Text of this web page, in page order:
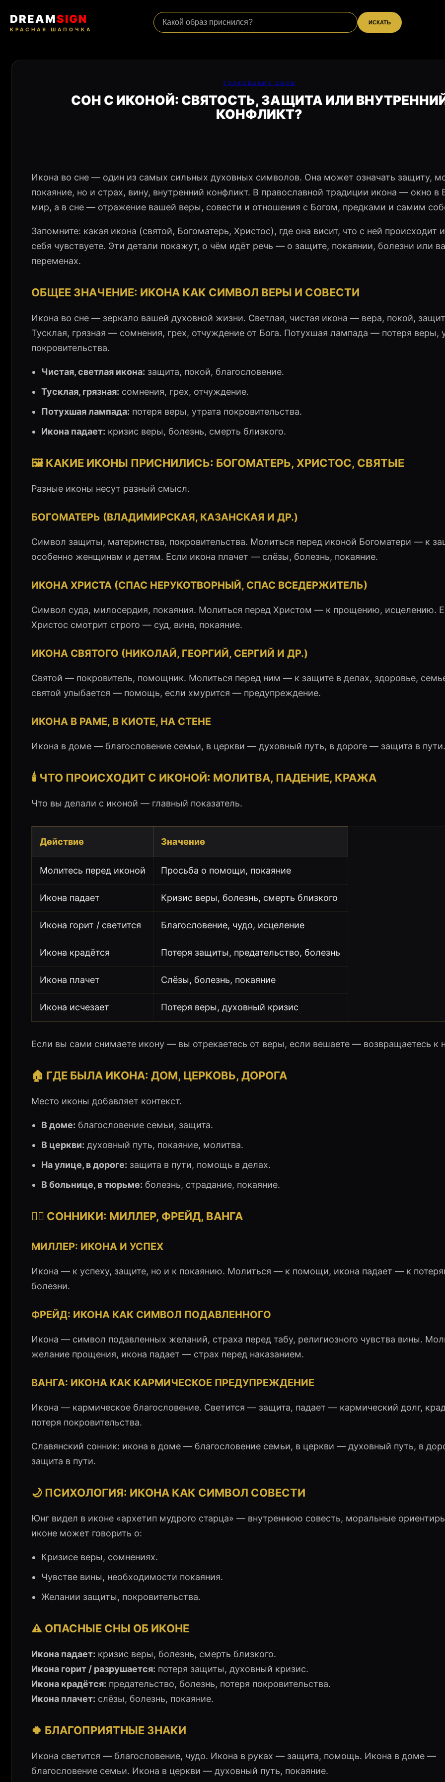
DREAMSIGN
КРАСНАЯ ШАПОЧКА
ИСКАТЬ
ТОЛКОВАНИЕ СНОВ
СОН С ИКОНОЙ: СВЯТОСТЬ, ЗАЩИТА ИЛИ
КОНФЛИКТ?
Икона во сне — один из самых сильных духовных символов. Она может означать защиту,
покаяние, но и страх, вину, внутренний конфликт. В православной традиции икона — окно в
мир, а в сне — отражение вашей веры, совести и отношения с Богом, предками и самим
Запомните: какая икона (святой, Богоматерь, Христос), где она висит, что с ней происходит
себя чувствуете. Эти детали покажут, о чём идёт речь — о защите, покаянии, болезни или
переменах.
ОБЩЕЕ ЗНАЧЕНИЕ: ИКОНА КАК СИМВОЛ ВЕРЫ И СОВЕСТИ
Икона во сне — зеркало вашей духовной жизни. Светлая, чистая икона — вера, покой,
Тусклая, грязная — сомнения, грех, отчуждение от Бога. Потухшая лампада — потеря веры,
покровительства.
Чистая, светлая икона: защита, покой, благословение.
Тусклая, грязная: сомнения, грех, отчуждение.
Потухшая лампада: потеря веры, утрата покровительства.
Икона падает: кризис веры, болезнь, смерть близкого.
🖼️ КАКИЕ ИКОНЫ ПРИСНИЛИСЬ: БОГОМАТЕРЬ, ХРИСТОС, СВЯТЫЕ
Разные иконы несут разный смысл.
БОГОМАТЕРЬ (ВЛАДИМИРСКАЯ, КАЗАНСКАЯ И ДР.)
Символ защиты, материнства, покровительства. Молиться перед иконой Богоматери — к
особенно женщинам и детям. Если икона плачет — слёзы, болезнь, покаяние.
ИКОНА ХРИСТА (СПАС НЕРУКОТВОРНЫЙ, СПАС ВСЕДЕРЖИТЕЛЬ)
Символ суда, милосердия, покаяния. Молиться перед Христом — к прощению, исцелению.
Христос смотрит строго — суд, вина, покаяние.
ИКОНА СВЯТОГО (НИКОЛАЙ, ГЕОРГИЙ, СЕРГИЙ И ДР.)
Святой — покровитель, помощник. Молиться перед ним — к защите в делах, здоровье,
святой улыбается — помощь, если хмурится — предупреждение.
ИКОНА В РАМЕ, В КИОТЕ, НА СТЕНЕ
Икона в доме — благословение семьи, в церкви — духовный путь, в дороге — защита в пути.
🕯️ ЧТО ПРОИСХОДИТ С ИКОНОЙ: МОЛИТВА, ПАДЕНИЕ, КРАЖА
Что вы делали с иконой — главный показатель.
Действие Значение
Молитесь перед иконой Просьба о помощи, покаяние
Икона падает Кризис веры, болезнь, смерть близкого
Икона горит / светится Благословение, чудо, исцеление
Икона крадётся Потеря защиты, предательство, болезнь
Икона плачет Слёзы, болезнь, покаяние
Икона исчезает Потеря веры, духовный кризис
Если вы сами снимаете икону — вы отрекаетесь от веры, если вешаете — возвращаетесь к
🏠 ГДЕ БЫЛА ИКОНА: ДОМ, ЦЕРКОВЬ, ДОРОГА
Место иконы добавляет контекст.
В доме: благословение семьи, защита.
В церкви: духовный путь, покаяние, молитва.
На улице, в дороге: защита в пути, помощь в делах.
В больнице, в тюрьме: болезнь, страдание, покаяние.
👨‍⚕️ СОННИКИ: МИЛЛЕР, ФРЕЙД, ВАНГА
МИЛЛЕР: ИКОНА И УСПЕХ
Икона — к успеху, защите, но и к покаянию. Молиться — к помощи, икона падает — к
болезни.
ФРЕЙД: ИКОНА КАК СИМВОЛ ПОДАВЛЕННОГО
Икона — символ подавленных желаний, страха перед табу, религиозного чувства вины.
желание прощения, икона падает — страх перед наказанием.
ВАНГА: ИКОНА КАК КАРМИЧЕСКОЕ ПРЕДУПРЕЖДЕНИЕ
Икона — кармическое благословение. Светится — защита, падает — кармический долг,
потеря покровительства.
Славянский сонник: икона в доме — благословение семьи, в церкви — духовный путь, в
защита в пути.
🌙 ПСИХОЛОГИЯ: ИКОНА КАК СИМВОЛ СОВЕСТИ
Юнг видел в иконе «архетип мудрого старца» — внутреннюю совесть, моральные
иконе может говорить о:
Кризисе веры, сомнениях.
Чувстве вины, необходимости покаяния.
Желании защиты, покровительства.
⚠️ ОПАСНЫЕ СНЫ ОБ ИКОНЕ
Икона падает: кризис веры, болезнь, смерть близкого.
Икона горит / разрушается: потеря защиты, духовный кризис.
Икона крадётся: предательство, болезнь, потеря покровительства.
Икона плачет: слёзы, болезнь, покаяние.
🍀 БЛАГОПРИЯТНЫЕ ЗНАКИ
Икона светится — благословение, чудо. Икона в руках — защита, помощь. Икона в доме —
благословение семьи. Икона в церкви — духовный путь, покаяние.